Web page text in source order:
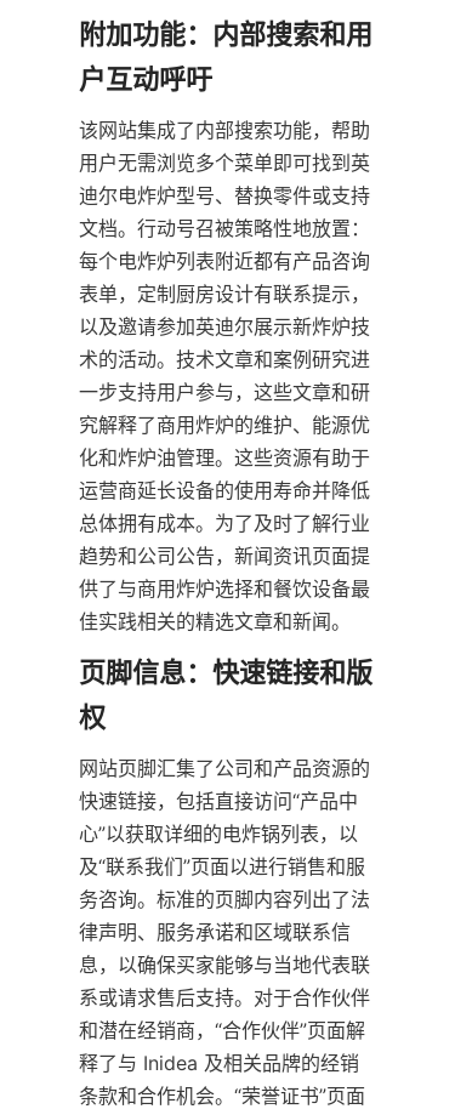
附加功能：内部搜索和用
该网站集成了内部搜索功能，帮助
用户无需浏览多个菜单即可找到英
迪尔电炸炉型号、替换零件或支持
文档。行动号召被策略性地放置：
每个电炸炉列表附近都有产品咨询
表单，定制厨房设计有联系提示，
以及邀请参加英迪尔展示新炸炉技
术的活动。技术文章和案例研究进
一步支持用户参与，这些文章和研
究解释了商用炸炉的维护、能源优
化和炸炉油管理。这些资源有助于
运营商延长设备的使用寿命并降低
总体拥有成本。为了及时了解行业
趋势和公司公告，新闻资讯页面提
供了与商用炸炉选择和餐饮设备最
佳实践相关的精选文章和新闻。
页脚信息：快速链接和版
网站页脚汇集了公司和产品资源的
快速链接，包括直接访问“产品中
心”以获取详细的电炸锅列表，以
及“联系我们”页面以进行销售和服
务咨询。标准的页脚内容列出了法
律声明、服务承诺和区域联系信
息，以确保买家能够与当地代表联
系或请求售后支持。对于合作伙伴
和潜在经销商，“合作伙伴”页面解
释了与 Inidea 及相关品牌的经销
条款和合作机会。“荣誉证书”页面